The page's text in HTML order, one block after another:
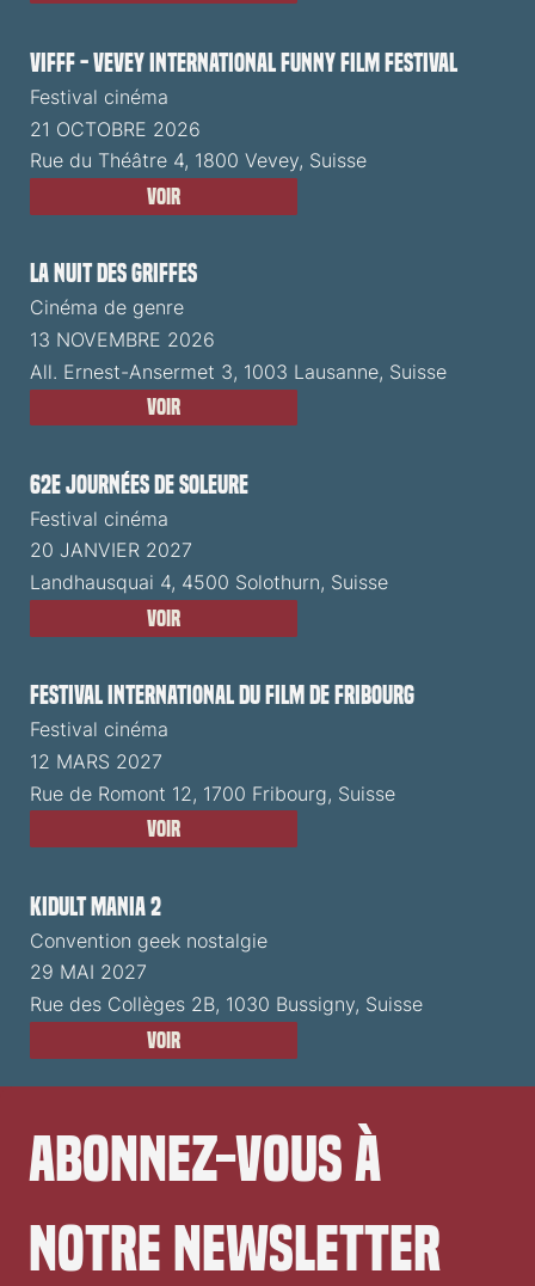
VIFFF - Vevey International Funny Film Festival
Festival cinéma
21 OCTOBRE 2026
Rue du Théâtre 4, 1800 Vevey, Suisse
Voir
La Nuit des Griffes
Cinéma de genre
13 NOVEMBRE 2026
All. Ernest-Ansermet 3, 1003 Lausanne, Suisse
Voir
62e Journées de Soleure
Festival cinéma
20 JANVIER 2027
Landhausquai 4, 4500 Solothurn, Suisse
Voir
Festival International du Film de Fribourg
Festival cinéma
12 MARS 2027
Rue de Romont 12, 1700 Fribourg, Suisse
Voir
Kidult Mania 2
Convention geek nostalgie
29 MAI 2027
Rue des Collèges 2B, 1030 Bussigny, Suisse
Voir
Abonnez-vous à
notre newsletter